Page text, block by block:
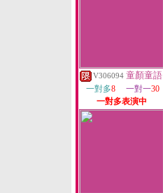
V306094 童顏童語
一對多8 一對一30
一對多表演中